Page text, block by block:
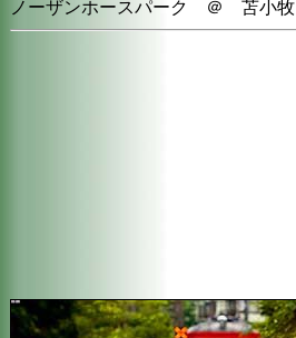
ノーザンホースパーク ＠ 苫小牧